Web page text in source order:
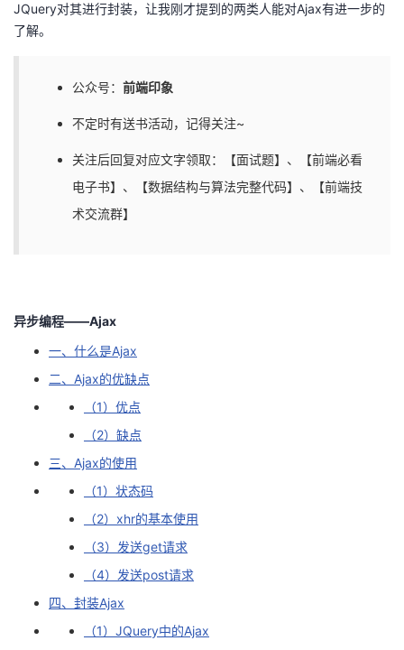
者
播
活
的
我
的
发
堂
我
Programs
的
的
我
JQuery对其进行封装，让我刚才提到的两类人能对Ajax有进一步的
了解。
公众号： 前端印象
不定时有送书活动，记得关注~
关注后回复对应文字领取：【面试题】、【前端必看
电子书】、【数据结构与算法完整代码】、【前端技
术交流群】
异步编程——Ajax
一、什么是Ajax
二、Ajax的优缺点
（1）优点
（2）缺点
三、Ajax的使用
（1）状态码
（2）xhr的基本使用
（3）发送get请求
（4）发送post请求
四、封装Ajax
（1）JQuery中的Ajax